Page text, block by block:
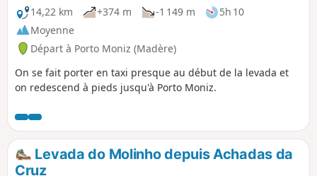
14,22 km
+374 m -1 149 m
5h 10
Moyenne
Départ à Porto Moniz (Madère)
On se fait porter en taxi presque au début de la levada et
on redescend à pieds jusqu'à Porto Moniz.
Levada do Molinho depuis Achadas da
Cruz